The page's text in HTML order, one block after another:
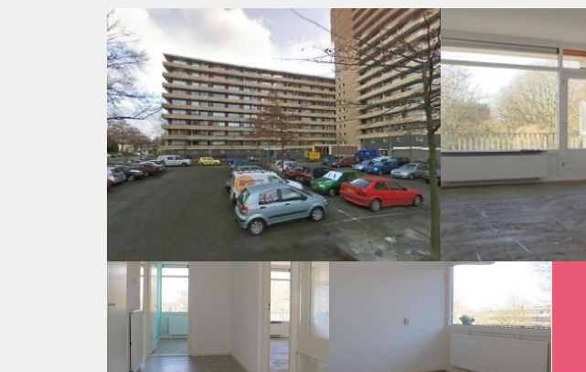
Huisdieren toegestaan: Afhankelijk van de Eigenaar
Huurtoeslag grens: Nee
Geschikt voor studenten: Afhankelijk van de Eigenaar